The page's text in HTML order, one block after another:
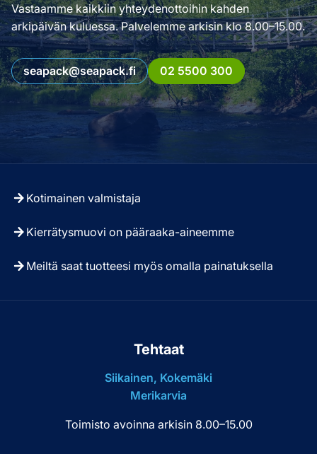
Vastaamme kaikkiin yhteydenottoihin kahden
arkipäivän kuluessa. Palvelemme arkisin klo 8.00–15.00.
seapack@seapack.fi 02 5500 300
Kotimainen valmistaja
Kierrätysmuovi on pääraaka-aineemme
Meiltä saat tuotteesi myös omalla painatuksella
Tehtaat
Siikainen, Kokemäki
Merikarvia
Toimisto avoinna arkisin 8.00–15.00